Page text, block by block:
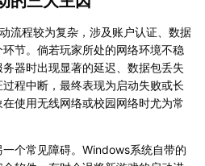
流程较为复杂，涉及账户认证、数据
节。倘若玩家所处的网络环境不稳
器时出现显著的延迟、数据包丢失
程中断，最终表现为启动失败或长
使用无线网络或校园网络时尤为常
个常见障碍。Windows系统自带的